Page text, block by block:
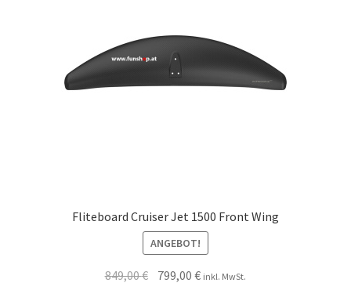
Fliteboard Cruiser Jet 1500 Front Wing
ANGEBOT!
849,00€ 799,00€ inkl. MwSt.